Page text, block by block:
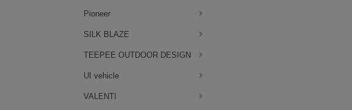
Pioneer
SILK BLAZE
TEEPEE OUTDOOR DESIGN
UI vehicle
VALENTI